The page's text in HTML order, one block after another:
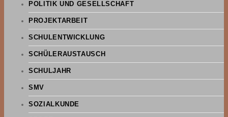
POLITIK UND GESELLSCHAFT
PROJEKTARBEIT
SCHULENTWICKLUNG
SCHÜLERAUSTAUSCH
SCHULJAHR
SMV
SOZIALKUNDE